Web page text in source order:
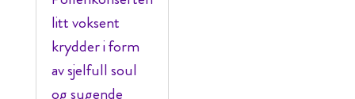
litt voksent
krydder i form
av sjelfull soul
og sugende